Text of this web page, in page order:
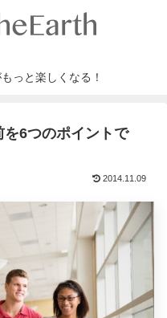
っと楽しくなる！
6つのポイントで
2014.11.09